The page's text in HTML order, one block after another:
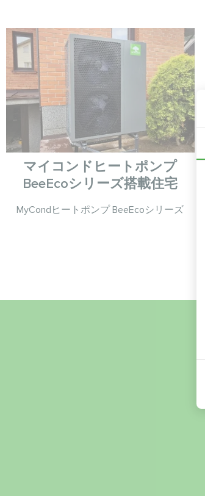
マイコンドヒートポンプ
BeeEcoシリーズ搭載住宅
MyCondヒートポンプ BeeEcoシリーズ